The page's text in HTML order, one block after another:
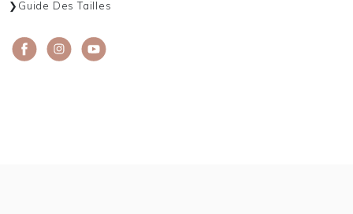
Guide Des Tailles